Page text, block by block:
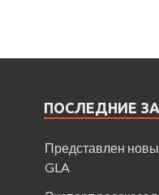
ПОСЛЕДНИЕ
Представлен
GLA